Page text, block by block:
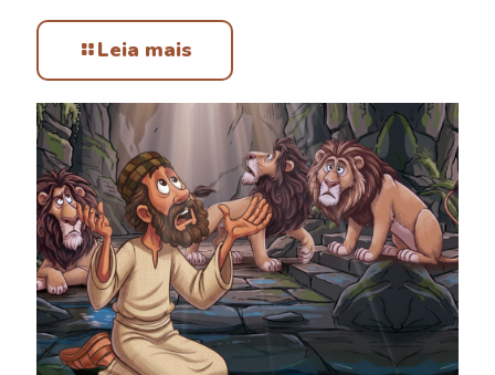
Leia mais